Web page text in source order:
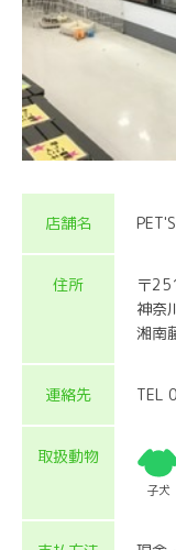
店舗名
住所
〒
神奈
湘南
連絡先 TEL
取扱動物
子犬